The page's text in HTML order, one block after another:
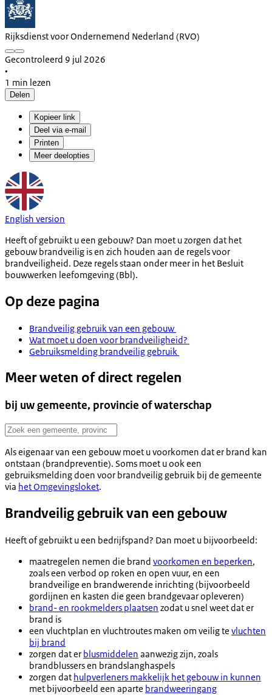
Rijksdienst voor Ondernemend Nederland (RVO)
Gecontroleerd 9 jul 2026
•
1 min lezen
Delen
Kopieer link
Deel via e-mail
Printen
Meer deelopties
English version
Heeft of gebruikt u een gebouw? Dan moet u zorgen dat het
gebouw brandveilig is en zich houden aan de regels voor
brandveiligheid. Deze regels staan onder meer in het Besluit
bouwwerken leefomgeving (Bbl).
Op deze pagina
Brandveilig gebruik van een gebouw
Wat moet u doen voor brandveiligheid?
Gebruiksmelding brandveilig gebruik
Meer weten of direct regelen
bij uw gemeente, provincie of waterschap
Als eigenaar van een gebouw moet u voorkomen dat er brand kan
ontstaan (brandpreventie). Soms moet u ook een
gebruiksmelding doen voor brandveilig gebruik bij de gemeente
via het Omgevingsloket.
Brandveilig gebruik van een gebouw
Heeft of gebruikt u een bedrijfspand? Dan moet u bijvoorbeeld:
maatregelen nemen die brand voorkomen en beperken,
zoals een verbod op roken en open vuur, en een
brandveilige en brandwerende inrichting (bijvoorbeeld
gordijnen en kasten die geen brandgevaar opleveren)
brand- en rookmelders plaatsen zodat u snel weet dat er
brand is
een vluchtplan en vluchtroutes maken om veilig te vluchten
bij brand
zorgen dat er blusmiddelen aanwezig zijn, zoals
brandblussers en brandslanghaspels
zorgen dat hulpverleners makkelijk het gebouw in kunnen
met bijvoorbeeld een aparte brandweeringang